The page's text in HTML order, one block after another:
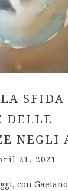
LA
DELLE
NEGLI
21, 2021
con